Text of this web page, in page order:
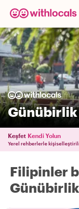
Keşfet Kendi Yolun
Yerel rehberlerle
Filipinler